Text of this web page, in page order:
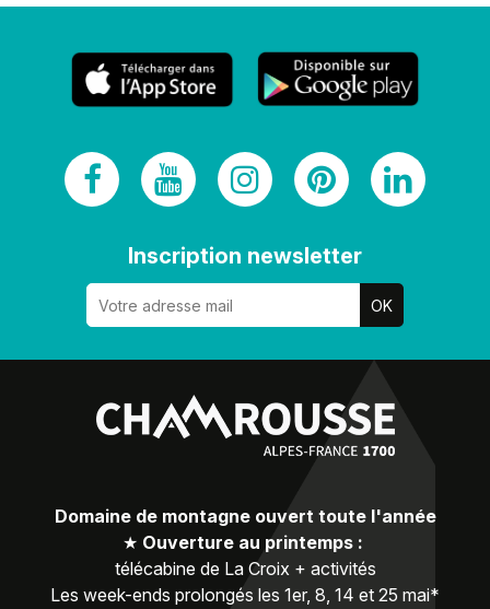
Inscription newsletter
Domaine de montagne ouvert toute l'année
★ Ouverture au printemps :
télécabine de La Croix + activités
Les week-ends prolongés les 1er, 8, 14 et 25 mai*